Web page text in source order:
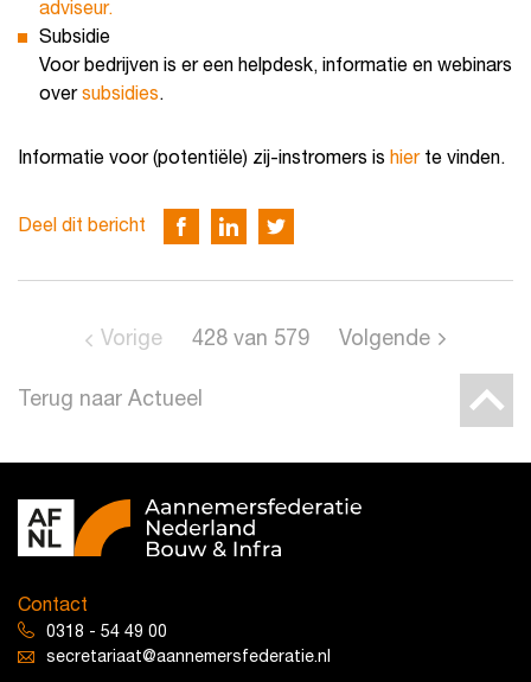
adviseur.
Subsidie
Voor bedrijven is er een helpdesk, informatie en webinars
over subsidies.
Informatie voor (potentiële) zij-instromers is hierte vinden.
Deel dit bericht
Terug naar Actueel
Vorige 428 van 579 Volgende
Contact
0318 - 54 49 00
secretariaat@aannemersfederatie.nl